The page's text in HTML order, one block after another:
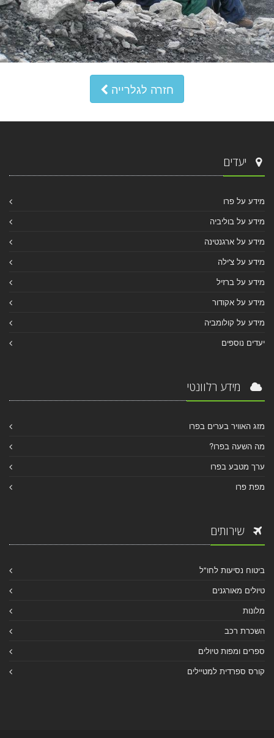
חזרה לגלרייה
יעדים
מידע על פרו
מידע על בוליביה
מידע על ארגנטינה
מידע על צ'ילה
מידע על ברזיל
מידע על אקודור
מידע על קולומביה
יעדים נוספים
מידע רלוונטי
מזג האוויר בערים בפרו
מה השעה בפרו?
ערך מטבע בפרו
מפת פרו
שירותים
ביטוח נסיעות לחו"ל
טיולים מאורגנים
מלונות
השכרת רכב
ספרים ומפות טיולים
קורס ספרדית למטיילים